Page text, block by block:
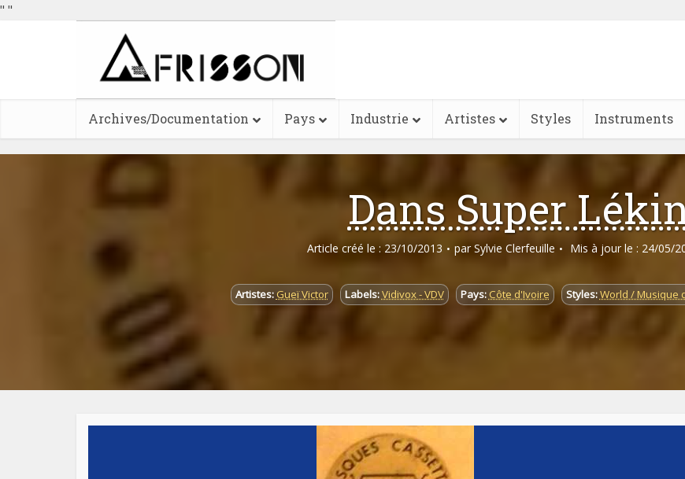
" "
Archives/Documentation Pays Industrie Artistes Styles Instruments
Dans Super
Article créé le : 23/10/2013 par Sylvie Clerfeuille Mis à jour le : 24/05/
Artistes:Gueï Victor Labels:Vidivox - VDV Pays: Côte d'Ivoire Styles:World / Musique